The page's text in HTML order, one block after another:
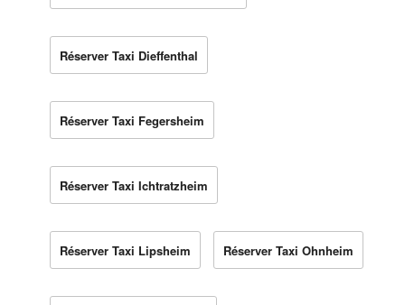
Réserver Taxi Dieffenthal
Réserver Taxi Fegersheim
Réserver Taxi Ichtratzheim
Réserver Taxi Lipsheim Réserver Taxi Ohnheim